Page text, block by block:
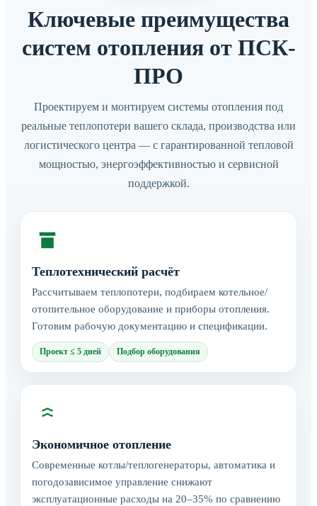
Ключевые преимущества
систем отопления от ПСК-
ПРО
Проектируем и монтируем системы отопления под
реальные теплопотери вашего склада, производства или
логистического центра — с гарантированной тепловой
мощностью, энергоэффективностью и сервисной
поддержкой.
Теплотехнический расчёт
Рассчитываем теплопотери, подбираем котельное/
отопительное оборудование и приборы отопления.
Готовим рабочую документацию и спецификации.
Проект ≤ 5 дней Подбор оборудования
Экономичное отопление
Современные котлы/теплогенераторы, автоматика и
погодозависимое управление снижают
эксплуатационные расходы на 20–35% по сравнению